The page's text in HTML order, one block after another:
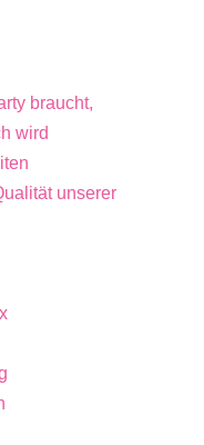
braucht,
wird
unserer